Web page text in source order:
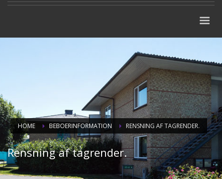
HOME BEBOERINFORMATION RENSNING AF TAGRENDER.
Rensning af tagrender.